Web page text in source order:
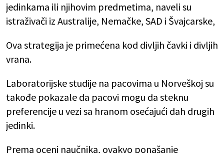
jedinkama ili njihovim predmetima, naveli su
istraživači iz Australije, Nemačke, SAD i Švajcarske,
Ova strategija je primećena kod divljih čavki i divljih
vrana.
Laboratorijske studije na pacovima u Norveškoj su
takođe pokazale da pacovi mogu da steknu
preferencije u vezi sa hranom osećajući dah drugih
jedinki.
Prema oceni naučnika, ovakvo ponašanje